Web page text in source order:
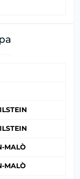
MALÒ
MALÒ